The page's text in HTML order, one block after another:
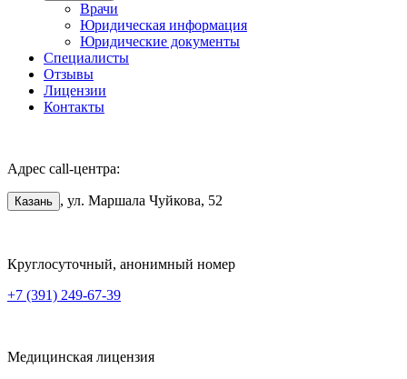
Врачи
Юридическая информация
Юридические документы
Специалисты
Отзывы
Лицензии
Контакты
Адрес call-центра:
Казань , ул. Маршала Чуйкова, 52
Круглосуточный, анонимный номер
+7 (391) 249-67-39
Медицинская лицензия